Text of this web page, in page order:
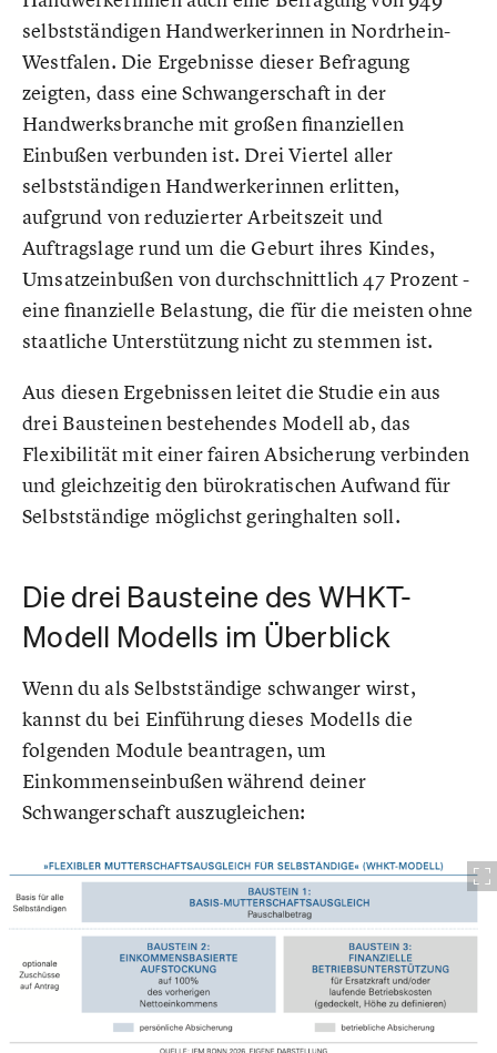
selbstständigen Handwerkerinnen in Nordrhein-
Westfalen. Die Ergebnisse dieser Befragung
zeigten, dass eine Schwangerschaft in der
Handwerksbranche mit großen finanziellen
Einbußen verbunden ist. Drei Viertel aller
selbstständigen Handwerkerinnen erlitten,
aufgrund von reduzierter Arbeitszeit und
Auftragslage rund um die Geburt ihres Kindes,
Umsatzeinbußen von durchschnittlich 47 Prozent -
eine finanzielle Belastung, die für die meisten ohne
staatliche Unterstützung nicht zu stemmen ist.
Aus diesen Ergebnissen leitet die Studie ein aus
drei Bausteinen bestehendes Modell ab, das
Flexibilität mit einer fairen Absicherung verbinden
und gleichzeitig den bürokratischen Aufwand für
Selbstständige möglichst geringhalten soll.
Die drei Bausteine des WHKT-
Modell Modells im Überblick
Wenn du als Selbstständige schwanger wirst,
kannst du bei Einführung dieses Modells die
folgenden Module beantragen, um
Einkommenseinbußen während deiner
Schwangerschaft auszugleichen: